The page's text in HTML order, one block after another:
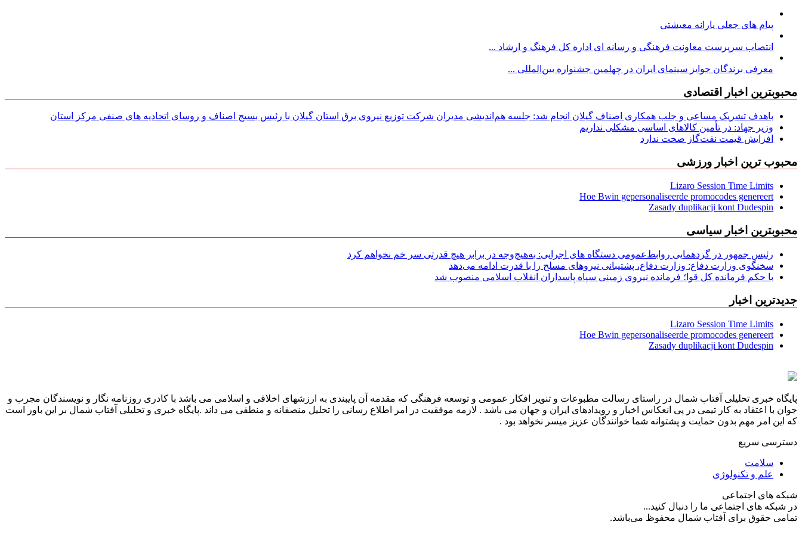
پیام های جعلی یارانه معیشتی
انتصاب سرپرست معاونت فرهنگی و رسانه ای اداره کل فرهنگ و ارشاد ...
معرفی برندگان جوایز سینمای ایران در چهلمین جشنواره بین‌المللی ...
محبوبترین اخبار اقتصادی
باهدف تشریک مساعی و جلب همکاری اصناف گیلان انجام شد: جلسه هم‌اندیشی مدیران شركت توزیع نیروی برق استان گیلان با رئیس بسیج اصناف و روسای اتحادیه های صنفی مركز استان
وزیر جهاد: در تأمین کالاهای اساسی مشکلی نداریم
افزایش قیمت نفت‌گاز صحت ندارد
محبوب ترین اخبار ورزشی
Lizaro Session Time Limits
Hoe Bwin gepersonaliseerde promocodes genereert
Zasady duplikacji kont Dudespin
محبوبترین اخبار سیاسی
رئیس جمهور در گردهمایی روابط‌عمومی دستگاه های اجرایی: به‌هیچ‌وجه در برابر هیچ قدرتی سر خم نخواهم کرد
سخنگوی وزارت دفاع: وزارت دفاع، پشتیبانی نیرو‌های مسلح را با قدرت ادامه می‌دهد
با حکم فرمانده کل قوا؛ فرمانده نیروی زمینی سپاه پاسداران انقلاب اسلامی منصوب شد
جدیدترین اخبار
Lizaro Session Time Limits
Hoe Bwin gepersonaliseerde promocodes genereert
Zasady duplikacji kont Dudespin
پایگاه خبری تحلیلی آفتاب شمال در راستای رسالت مطبوعات و تنویر افکار عمومی و توسعه فرهنگی که مقدمه آن پایبندی به ارزشهای اخلاقی و اسلامی می باشد با کادری روزنامه نگار و نویسندگان مجرب و
جوان با اعتقاد به کار تیمی در پی انعکاس اخبار و رویدادهای ایران و جهان می باشد . لازمه موفقیت در امر اطلاع رسانی را تحلیل منصفانه و منطقی می داند .پایگاه خبری و تحلیلی آفتاب شمال بر این باور است
که این امر مهم بدون حمایت و پشتوانه شما خوانندگان عزیز میسر نخواهد بود .
دسترسی سریع
سلامت
علم و تکنولوژی
شبکه های اجتماعی
در شبکه های اجتماعی ما را دنبال کنید...
تمامی حقوق برای آفتاب شمال محفوظ می‌باشد.